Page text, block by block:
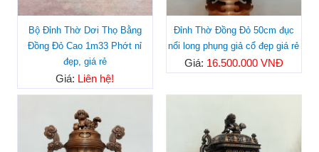
Bộ Đỉnh Thờ Dơi Thọ Bằng
Đồng Đỏ Cao 1m33 Phớt nỉ
đẹp, giá rẻ
Giá: Liên hệ!
Đỉnh Thờ Đồng Đỏ 50cm đục
nổi long phụng giả cổ đẹp giá rẻ
Giá: 16.500.000 VNĐ